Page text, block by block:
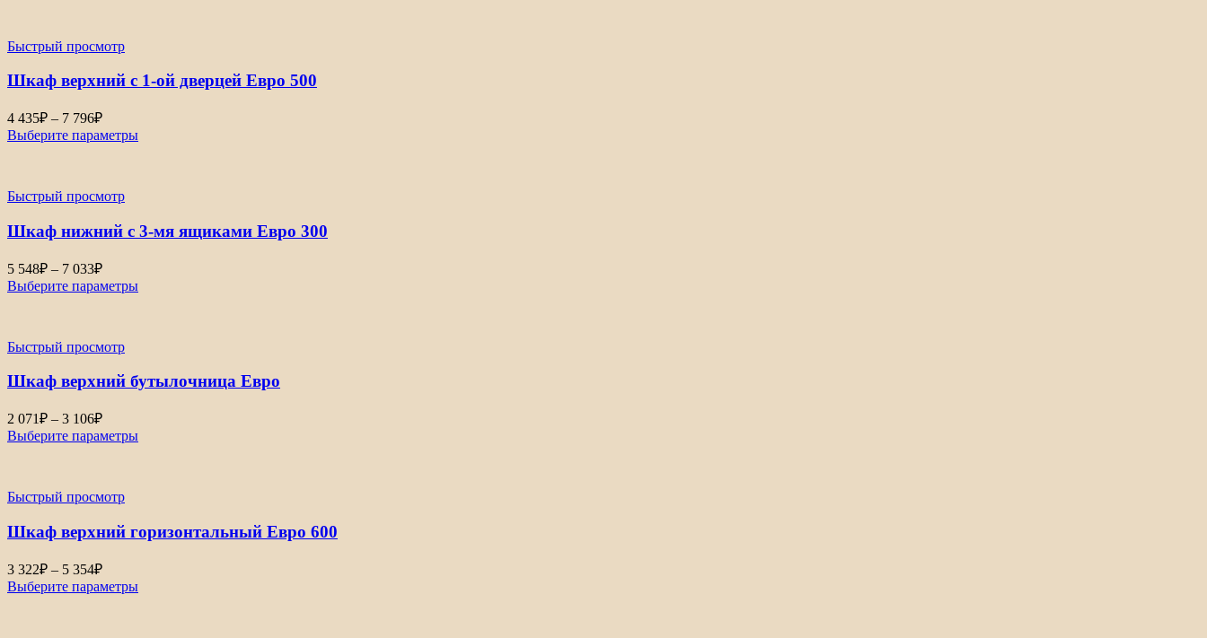
5
Быстрый просмотр
Шкаф верхний с 1-ой дверцей Евро 500
4 435₽ – 7 796₽Диапазон
цен:
4
7
Выберите параметры
Быстрый просмотр
Шкаф нижний с 3-мя ящиками Евро 300
5 548₽ – 7 033₽Диапазон
цен:
5
7
Выберите параметры
Быстрый просмотр
Шкаф верхний бутылочница Евро
2 071₽ – 3 106₽Диапазон
цен:
2
3
Выберите параметры
Быстрый просмотр
Шкаф верхний горизонтальный Евро 600
3 322₽ – 5 354₽Диапазон
цен:
3
Выберите параметры